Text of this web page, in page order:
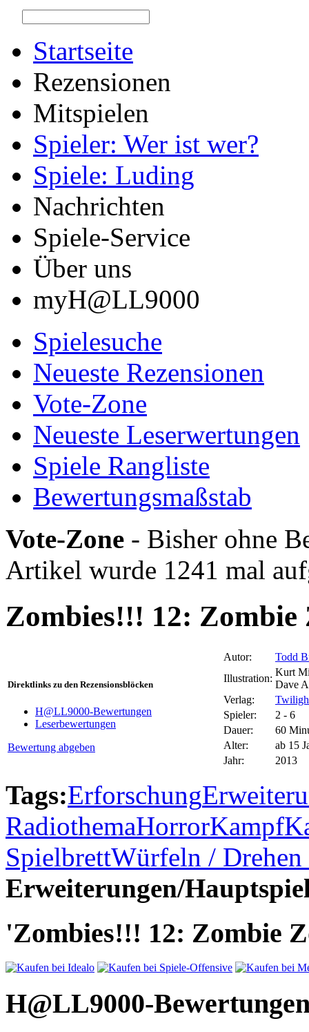
Startseite
Rezensionen
Mitspielen
Spieler: Wer ist wer?
Spiele: Luding
Nachrichten
Spiele-Service
Über uns
myH@LL9000
Spielesuche
Neueste Rezensionen
Vote-Zone
Neueste Leserwertungen
Spiele Rangliste
Bewertungsmaßstab
Vote-Zone - Bisher ohne
Artikel wurde 1241 mal
Zombies!!! 12: Zombie
Direktlinks zu den Rezensionsblöcken
H@LL9000-Bewertungen
Leserbewertungen
Bewertung abgeben
Autor:
Todd
Illustration:
Kurt
Dave
Verlag:
Spieler:
2 - 6
Dauer:
60
Alter:
ab 15
Jahr:
2013
Tags:Erforschung
RadiothemaHorrorKampf
SpielbrettWürfeln / Drehen
Erweiterungen/
'Zombies!!! 12: Zombie
H@LL9000-